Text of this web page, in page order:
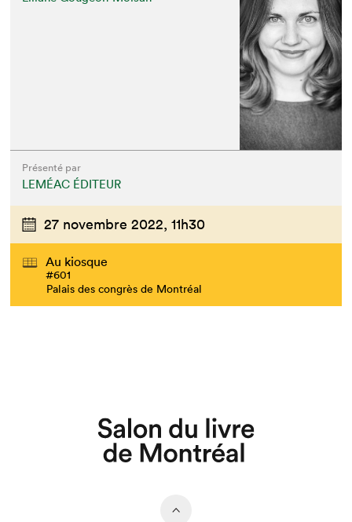
Présenté par
LEMÉAC ÉDITEUR
27 novembre 2022, 11h30
Au kiosque
#601
Palais des congrès de Montréal